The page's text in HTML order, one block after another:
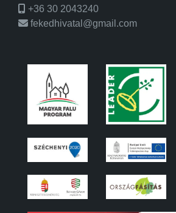
+36 30 2043240
fekedhivatal@gmail.com